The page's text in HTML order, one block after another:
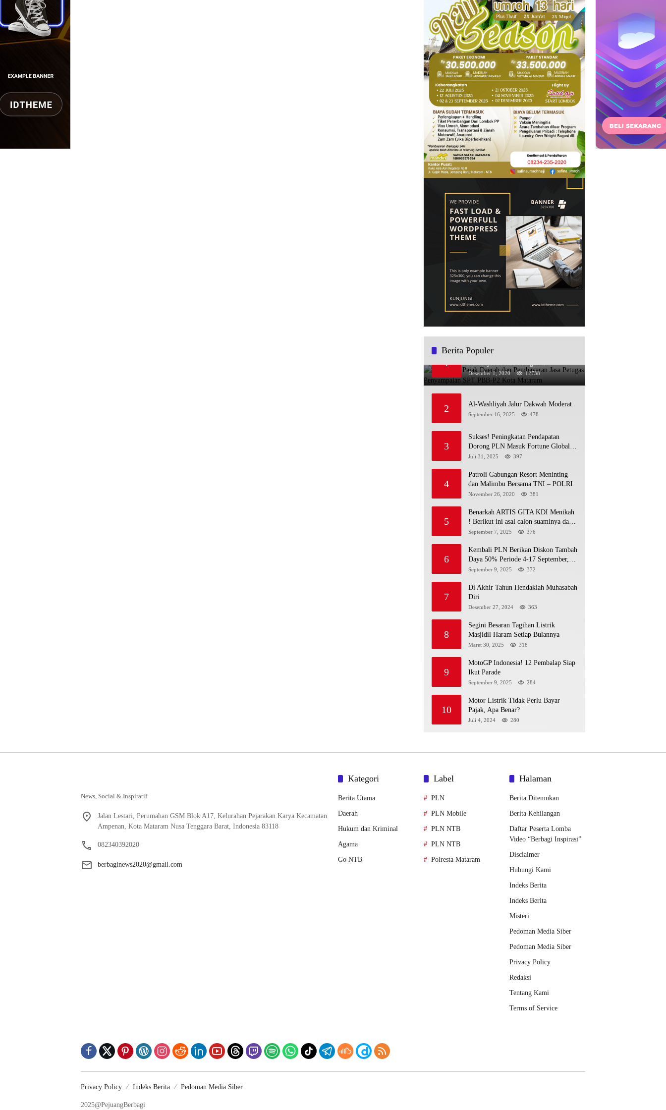
Berita Populer
1
Sosialisasi Pajak Daerah dan
Pembayaran Jasa Petugas
Penyampaian SPT PBB-P2 Kota
Mataram
Desember 1, 2020 12738
2 Al-Washliyah Jalur Dakwah Moderat
September 16, 2025 478
3
Sukses! Peningkatan Pendapatan
Dorong PLN Masuk Fortune Global
500
Juli 31, 2025 397
4
Patroli Gabungan Resort Meninting
dan Malimbu Bersama TNI – POLRI
November 26, 2020 381
5
Benarkah ARTIS GITA KDI Menikah
! Berikut ini asal calon suaminya dan
intip undangannya
September 7, 2025 376
6
Kembali PLN Berikan Diskon Tambah
Daya 50% Periode 4-17 September,
Cek Ketentuannya!
September 9, 2025 372
7
Di Akhir Tahun Hendaklah Muhasabah
Diri
Desember 27, 2024 363
8
Segini Besaran Tagihan Listrik
Masjidil Haram Setiap Bulannya
Maret 30, 2025 318
9
MotoGP Indonesia! 12 Pembalap Siap
Ikut Parade
September 9, 2025 284
10
Motor Listrik Tidak Perlu Bayar
Pajak, Apa Benar?
Juli 4, 2024 280
News, Social & Inspiratif
Jalan Lestari, Perumahan GSM Blok A17, Kelurahan Pejarakan Karya Kecamatan
Ampenan, Kota Mataram Nusa Tenggara Barat, Indonesia 83118
082340392020
berbaginews2020@gmail.com
Kategori
Berita Utama
Daerah
Hukum dan Kriminal
Agama
Go NTB
Label
PLN
PLN Mobile
PLN NTB
PLN NTB
Polresta Mataram
Halaman
Berita Ditemukan
Berita Kehilangan
Daftar Peserta Lomba
Video “Berbagi Inspirasi”
Disclaimer
Hubungi Kami
Indeks Berita
Indeks Berita
Misteri
Pedoman Media Siber
Pedoman Media Siber
Privacy Policy
Redaksi
Tentang Kami
Terms of Service
Privacy Policy Indeks Berita Pedoman Media Siber
2025@PejuangBerbagi